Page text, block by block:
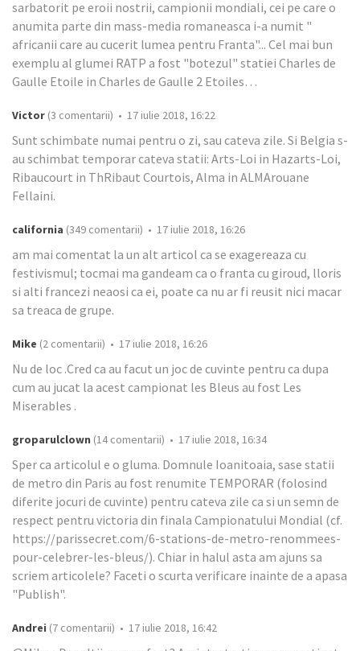
sarbatorit pe eroii nostrii, campionii mondiali, cei pe care o
anumita parte din mass-media romaneasca i-a numit "
africanii care au cucerit lumea pentru Franta"... Cel mai bun
exemplu al glumei RATP a fost "botezul" statiei Charles de
Gaulle Etoile in Charles de Gaulle 2 Etoiles…
Victor (3 comentarii) • 17 iulie 2018, 16:22
Sunt schimbate numai pentru o zi, sau cateva zile. Si Belgia s-
au schimbat temporar cateva statii: Arts-Loi in Hazarts-Loi,
Ribaucourt in ThRibaut Courtois, Alma in ALMArouane
Fellaini.
california (349 comentarii) • 17 iulie 2018, 16:26
am mai comentat la un alt articol ca se exagereaza cu
festivismul; tocmai ma gandeam ca o franta cu giroud, lloris
si alti francezi neaosi ca ei, poate ca nu ar fi reusit nici macar
sa treaca de grupe.
Mike (2 comentarii) • 17 iulie 2018, 16:26
Nu de loc .Cred ca au facut un joc de cuvinte pentru ca dupa
cum au jucat la acest campionat les Bleus au fost Les
Miserables .
groparulclown (14 comentarii) • 17 iulie 2018, 16:34
Sper ca articolul e o gluma. Domnule Ioanitoaia, sase statii
de metro din Paris au fost renumite TEMPORAR (folosind
diferite jocuri de cuvinte) pentru cateva zile ca si un semn de
respect pentru victoria din finala Campionatului Mondial (cf.
https://parissecret.com/6-stations-de-metro-renommees-
pour-celebrer-les-bleus/). Chiar in halul asta am ajuns sa
scriem articolele? Faceti o scurta verificare inainte de a apasa
"Publish".
Andrei (7 comentarii) • 17 iulie 2018, 16:42